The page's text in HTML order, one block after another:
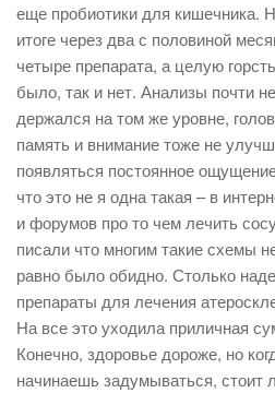
еще пробиотики для кишечника.
итоге через два с половиной
четыре препарата, а целую
было, так и нет. Анализы почти
держался на том же уровне,
память и внимание тоже не
появляться постоянное
что это не я одна такая – в
и форумов про то чем лечить
писали что многим такие схемы
равно было обидно. Столько
препараты для лечения
На все это уходила приличная
Конечно, здоровье дороже, но
начинаешь задумываться, стоит